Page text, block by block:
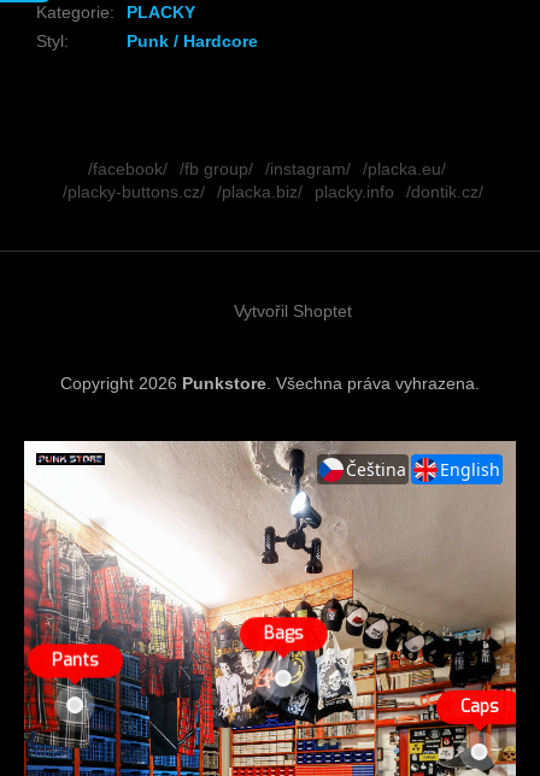
Kategorie:
PLACKY
Styl: Punk / Hardcore
/facebook/ /fb group/ /instagram/
/placka.eu/
/placky-buttons.cz/
/placka.biz/ placky.info /dontik.cz/
Vytvořil Shoptet
Copyright 2026 Punkstore . Všechna práva vyhrazena.